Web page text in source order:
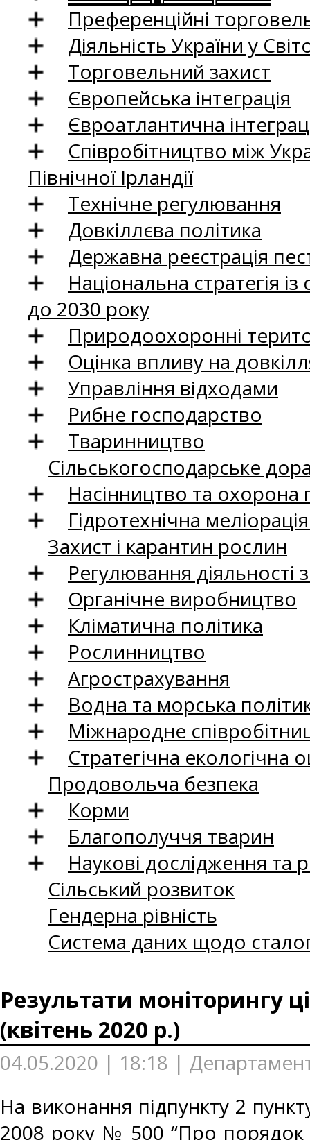
Преференційні
Діяльність України у
Торговельний захист
Європейська інтеграція
Євроатлантична
Співробітництво між
Північної Ірландії
Технічне регулювання
Довкіллєва політика
Державна реєстрація
Національна стратегія
до 2030 року
Природоохоронні
Оцінка впливу на
Управління відходами
Рибне господарство
Тваринництво
Сільськогосподарське
Насінництво та
Гідротехнічна
Захист і карантин рослин
Регулювання
Органічне виробництво
Кліматична політика
Рослинництво
Агрострахування
Водна та морська
Міжнародне
Стратегічна екологічна
Продовольча безпека
Корми
Благополуччя тварин
Наукові дослідження та
Сільський розвиток
Гендерна рівність
Система даних щодо
Результати моніторингу
(квітень 2020 р.)
04.05.2020 | 18:18 |
На виконання підпункту 2
2008 року № 500 “Про порядок